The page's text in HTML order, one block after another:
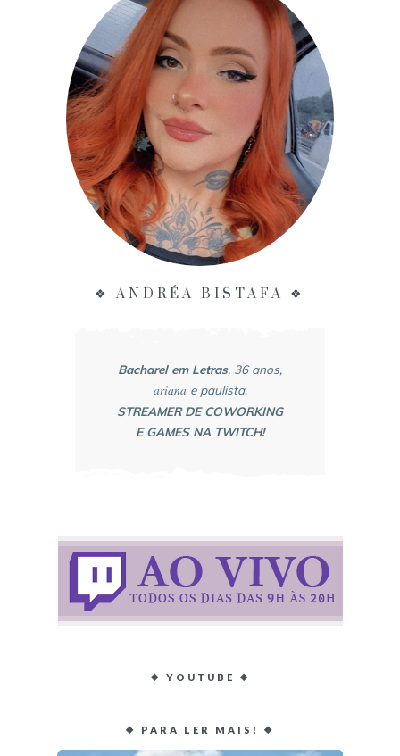
❖ ANDRÉA BISTAFA ❖
Bacharel em Letras, 36 anos,
arianae paulista.
STREAMER DE COWORKING
E GAMES NA TWITCH!
❖ YOUTUBE ❖
❖ PARA LER MAIS! ❖